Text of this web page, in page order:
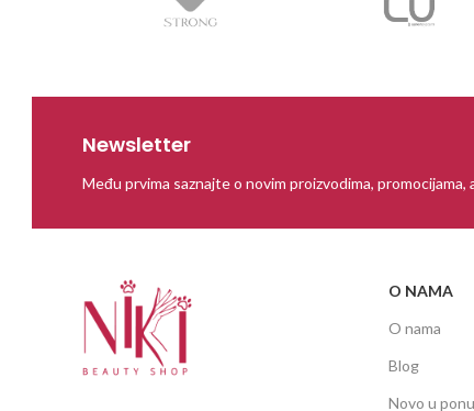
Newsletter
Među prvima saznajte o novim proizvodima, promocijama,
O NAMA
O nama
Blog
Novo u